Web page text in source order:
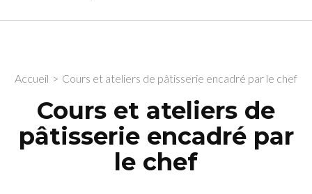
Accueil > Cours et ateliers de pâtisserie encadré par le chef
Cours et ateliers de
pâtisserie encadré par
le chef